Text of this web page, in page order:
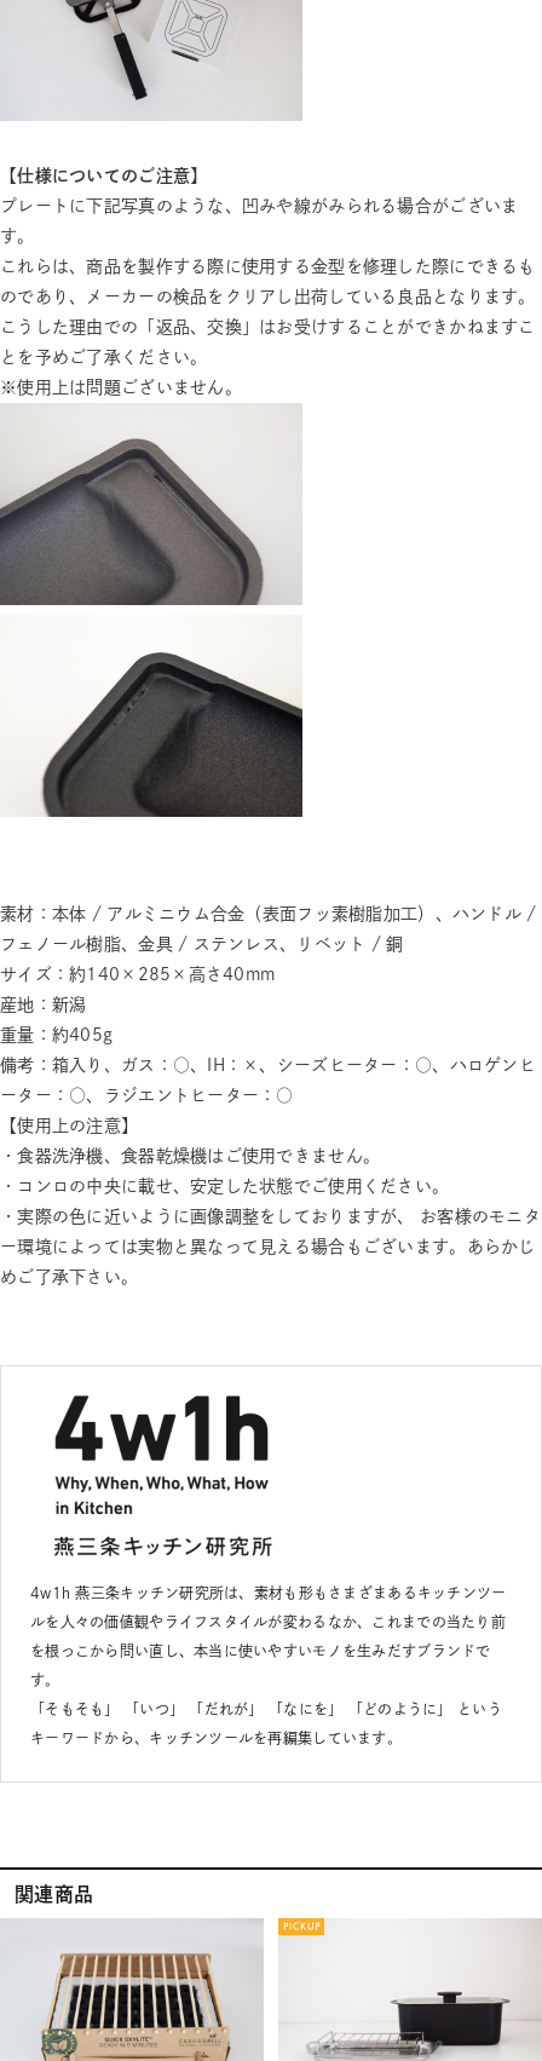
【仕様についてのご注意】
プレートに下記写真のような、凹みや線がみられる場合がございま
す。
これらは、商品を製作する際に使用する金型を修理した際にできるも
のであり、メーカーの検品をクリアし出荷している良品となります。
こうした理由での「返品、交換」はお受けすることができかねますこ
とを予めご了承ください。
※使用上は問題ございません。
素材：本体 / アルミニウム合金（表面フッ素樹脂加工）、ハンドル /
フェノール樹脂、金具 / ステンレス、リベット / 銅
サイズ：約140×285×高さ40mm
産地：新潟
重量：約405g
備考：箱入り、ガス：○、IH：×、シーズヒーター：○、ハロゲンヒ
ーター：○、ラジエントヒーター：○
【使用上の注意】
・食器洗浄機、食器乾燥機はご使用できません。
・コンロの中央に載せ、安定した状態でご使用ください。
・実際の色に近いように画像調整をしておりますが、 お客様のモニタ
ー環境によっては実物と異なって見える場合もございます。あらかじ
めご了承下さい。
4w1h 燕三条キッチン研究所は、素材も形もさまざまあるキッチンツー
ルを人々の価値観やライフスタイルが変わるなか、これまでの当たり前
を根っこから問い直し、本当に使いやすいモノを生みだすブランドで
す。
「そもそも」 「いつ」 「だれが」 「なにを」 「どのように」 という
キーワードから、キッチンツールを再編集しています。
関連商品